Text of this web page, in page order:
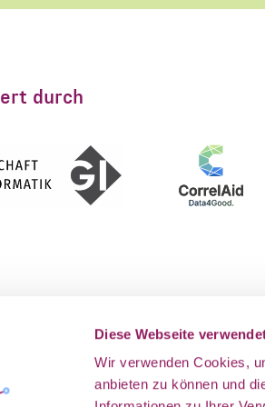
Diese Webseite
Wir verwenden Cookies,
anbieten zu können und
durch
stimme diesen zu. *
ANMELDEN